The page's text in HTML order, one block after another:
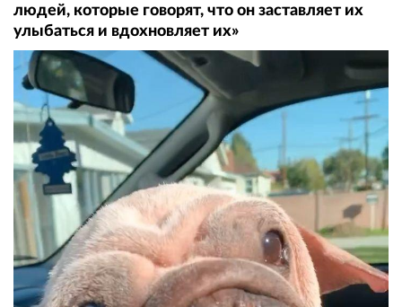
людей, которые говорят, что он заставляет их
улыбаться и вдохновляет их»